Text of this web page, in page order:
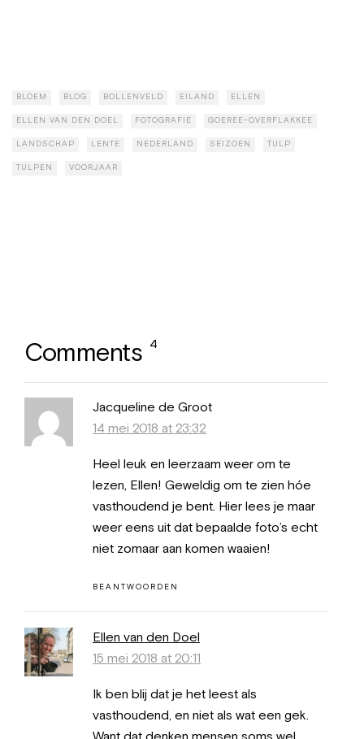
BLOEM BLOG BOLLENVELD EILAND ELLEN
ELLEN VAN DEN DOEL FOTOGRAFIE GOEREE-OVERFLAKKEE
LANDSCHAP LENTE NEDERLAND SEIZOEN TULP
TULPEN VOORJAAR
Comments 4
Jacqueline de Groot
14 mei 2018 at 23:32
Heel leuk en leerzaam weer om te
lezen, Ellen! Geweldig om te zien hóe
vasthoudend je bent. Hier lees je maar
weer eens uit dat bepaalde foto’s echt
niet zomaar aan komen waaien!
BEANTWOORDEN
Ellen van den Doel
15 mei 2018 at 20:11
Ik ben blij dat je het leest als
vasthoudend, en niet als wat een gek.